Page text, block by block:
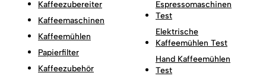
Kaffeezubereiter
Kaffeemaschinen
Kaffeemühlen
Papierfilter
Kaffeezubehör
Espressomaschinen
Test
Elektrische
Kaffeemühlen Test
Hand Kaffeemühlen
Test